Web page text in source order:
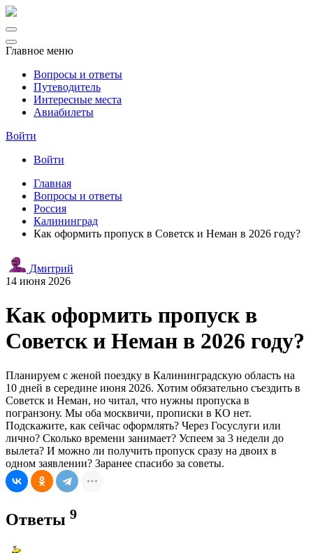
Главное меню
Вопросы и ответы
Путеводитель
Интересные места
Авиабилеты
Войти
Войти
Главная
Вопросы и ответы
Россия
Калининград
Как оформить пропуск в Советск и Неман в 2026 году?
Дмитрий
14 июня 2026
Как оформить пропуск в
Советск и Неман в 2026 году?
Планируем с женой поездку в Калининградскую область на
10 дней в середине июня 2026. Хотим обязательно съездить в
Советск и Неман, но читал, что нужны пропуска в
погранзону. Мы оба москвичи, прописки в КО нет.
Подскажите, как сейчас оформлять? Через Госуслуги или
лично? Сколько времени занимает? Успеем за 3 недели до
вылета? И можно ли получить пропуск сразу на двоих в
одном заявлении? Заранее спасибо за советы.
Ответы 9